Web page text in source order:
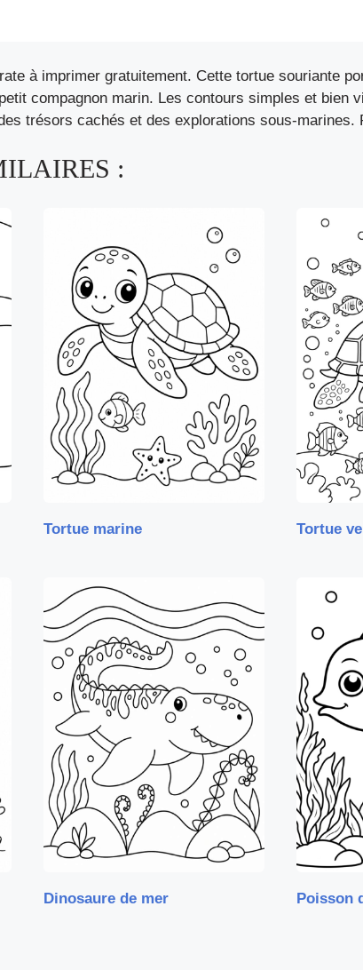
à imprimer gratuitement. Cette tortue souriante
petit compagnon marin. Les contours simples et
trésors cachés et des explorations sous-
:
Tortue marine Tortue
Dinosaure de mer Poisson